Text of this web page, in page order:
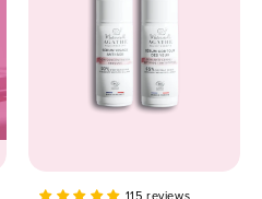
115 reviews